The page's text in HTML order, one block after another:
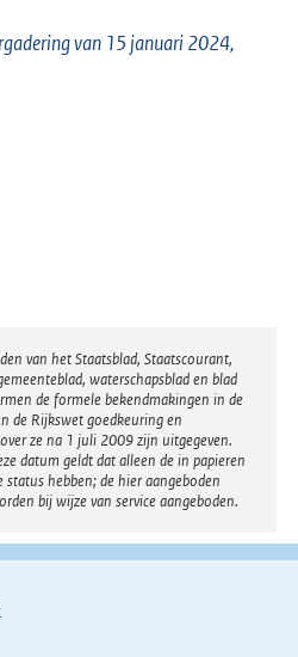
van 15 januari 2024,
van het Staatsblad, Staatscourant,
waterschapsblad en blad
de formele bekendmakingen in de
de Rijkswet goedkeuring en
ze na 1 juli 2009 zijn uitgegeven.
datum geldt dat alleen de in papieren
hebben; de hier aangeboden
bij wijze van service aangeboden.